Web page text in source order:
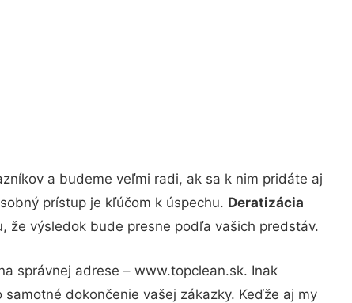
a budeme veľmi radi, ak sa k nim pridáte aj
prístup je kľúčom k úspechu. Deratizácia
že výsledok bude presne podľa vašich predstáv.
správnej adrese – www.topclean.sk. Inak
dokončenie vašej zákazky. Keďže aj my